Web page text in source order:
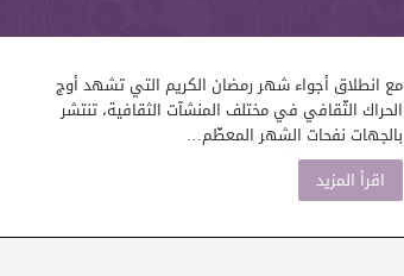
مع انطلاق أجواء شهر رمضان الكريم التي تشهد أوج
الحراك الثّقافي في مختلف المنشآت الثقافية، تنتشر
بالجهات نفحات الشهر المعظّم…
اقرأ المزيد